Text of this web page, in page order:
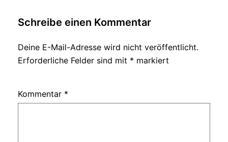
Schreibe einen Kommentar
Deine E-Mail-Adresse wird nicht veröffentlicht.
Erforderliche Felder sind mit * markiert
Kommentar *